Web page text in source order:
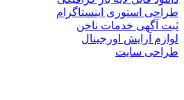
طراحی استوری اینستاگرام
ثبت آگهی خدمات ناخن
لوازم آرایش اورجینال
طراحی سایت